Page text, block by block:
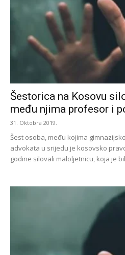
Šestorica na Kosovu
među njima profesor i
31. Oktobra 2019.
Šest osoba, među kojima
advokata u srijedu je kosovsko
godine silovali maloljetnicu, koja je